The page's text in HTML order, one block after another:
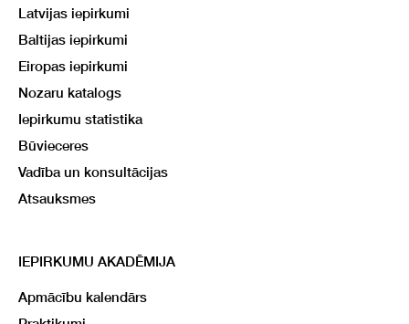
Latvijas iepirkumi
Baltijas iepirkumi
Eiropas iepirkumi
Nozaru katalogs
Iepirkumu statistika
Būvieceres
Vadība un konsultācijas
Atsauksmes
IEPIRKUMU AKADĒMIJA
Apmācību kalendārs